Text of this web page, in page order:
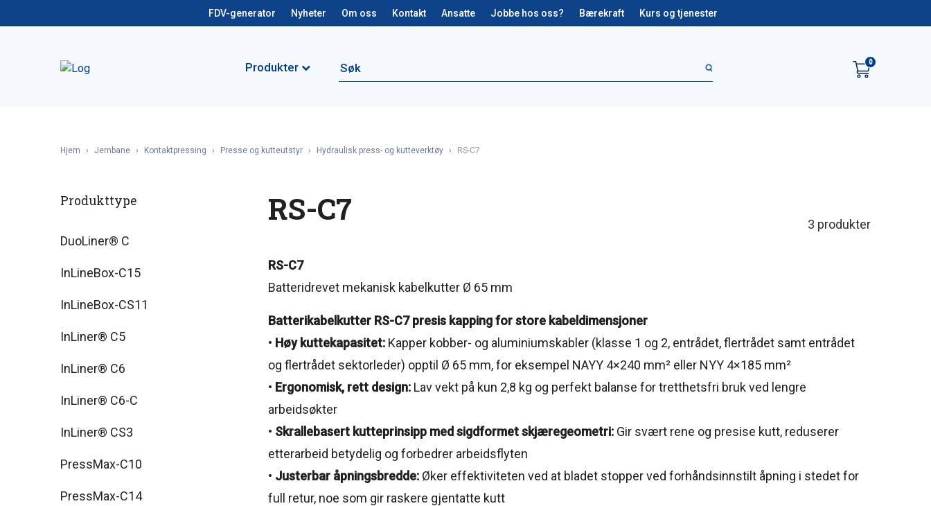
FDV-generator Nyheter Om oss Kontakt Ansatte Jobbe hos oss? Bærekraft Kurs og tjenester
Produkter 0
Hjem › Jernbane › Kontaktpressing › Presse og kutteutstyr › Hydraulisk press- og kutteverktøy › RS-C7
Produkttype
DuoLiner® C
InLineBox-C15
InLineBox-CS11
InLiner® C5
InLiner® C6
InLiner® C6-C
InLiner® CS3
PressMax-C10
PressMax-C14
RS-C7 3 produkter
RS-C7
Batteridrevet mekanisk kabelkutter Ø 65 mm
Batterikabelkutter RS-C7 presis kapping for store kabeldimensjoner
• Høy kuttekapasitet: Kapper kobber- og aluminiumskabler (klasse 1 og 2, entrådet, flertrådet samt entrådet
og flertrådet sektorleder) opptil Ø 65 mm, for eksempel NAYY 4×240 mm² eller NYY 4×185 mm²
• Ergonomisk, rett design: Lav vekt på kun 2,8 kg og perfekt balanse for tretthetsfri bruk ved lengre
arbeidsøkter
• Skrallebasert kutteprinsipp med sigdformet skjæregeometri: Gir svært rene og presise kutt, reduserer
etterarbeid betydelig og forbedrer arbeidsflyten
• Justerbar åpningsbredde: Øker effektiviteten ved at bladet stopper ved forhåndsinnstilt åpning i stedet for
full retur, noe som gir raskere gjentatte kutt